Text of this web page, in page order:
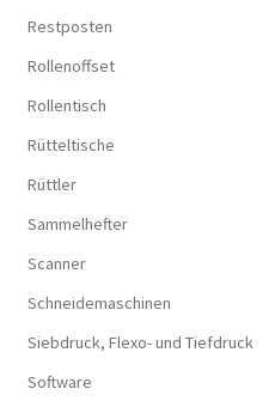
Restposten
Rollenoffset
Rollentisch
Rütteltische
Rüttler
Sammelhefter
Scanner
Schneidemaschinen
Siebdruck, Flexo- und Tiefdruck
Software